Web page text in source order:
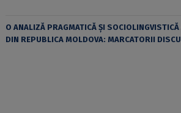
O ANALIZĂ PRAGMATICĂ ȘI SOCIOLINGVISTICĂ
DIN REPUBLICA MOLDOVA: MARCATORII